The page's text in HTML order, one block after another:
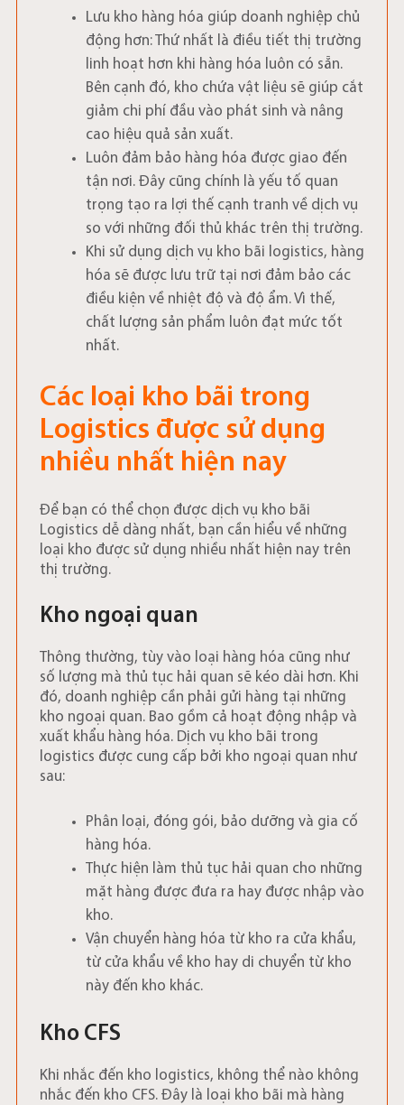
Lưu kho hàng hóa giúp doanh nghiệp chủ
động hơn: Thứ nhất là điều tiết thị trường
linh hoạt hơn khi hàng hóa luôn có sẵn.
Bên cạnh đó, kho chứa vật liệu sẽ giúp cắt
giảm chi phí đầu vào phát sinh và nâng
cao hiệu quả sản xuất.
Luôn đảm bảo hàng hóa được giao đến
tận nơi. Đây cũng chính là yếu tố quan
trọng tạo ra lợi thế cạnh tranh về dịch vụ
so với những đối thủ khác trên thị trường.
Khi sử dụng dịch vụ kho bãi logistics, hàng
hóa sẽ được lưu trữ tại nơi đảm bảo các
điều kiện về nhiệt độ và độ ẩm. Vì thế,
chất lượng sản phẩm luôn đạt mức tốt
nhất.
Các loại kho bãi trong
Logistics được sử dụng
nhiều nhất hiện nay
Để bạn có thể chọn được dịch vụ kho bãi
Logistics dễ dàng nhất, bạn cần hiểu về những
loại kho được sử dụng nhiều nhất hiện nay trên
thị trường.
Kho ngoại quan
Thông thường, tùy vào loại hàng hóa cũng như
số lượng mà thủ tục hải quan sẽ kéo dài hơn. Khi
đó, doanh nghiệp cần phải gửi hàng tại những
kho ngoại quan. Bao gồm cả hoạt động nhập và
xuất khẩu hàng hóa. Dịch vụ kho bãi trong
logistics được cung cấp bởi kho ngoại quan như
sau:
Phân loại, đóng gói, bảo dưỡng và gia cố
hàng hóa.
Thực hiện làm thủ tục hải quan cho những
mặt hàng được đưa ra hay được nhập vào
kho.
Vận chuyển hàng hóa từ kho ra cửa khẩu,
từ cửa khẩu về kho hay di chuyển từ kho
này đến kho khác.
Kho CFS
Khi nhắc đến kho logistics, không thể nào không
nhắc đến kho CFS. Đây là loại kho bãi mà hàng